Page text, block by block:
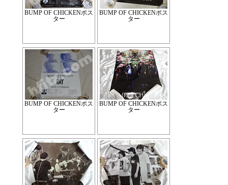
BUMP OF CHICKENポス
ター
BUMP OF CHICKENポス
ター
BUMP OF CHICKENポス
ター
BUMP OF CHICKENポス
ター